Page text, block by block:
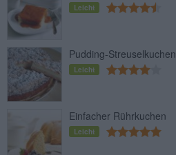
Leicht
Pudding-Streuselkuchen
Leicht
Einfacher Rührkuchen
Leicht